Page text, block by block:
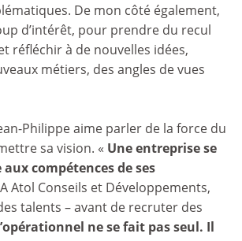
De mon côté également,
d’intérêt, pour prendre du recul
réfléchir à de nouvelles idées,
métiers, des angles de vues
Philippe aime parler de la force du
sa vision. « Une entreprise se
compétences de ses
A Atol Conseils et Développements,
talents – avant de recruter des
ne se fait pas seul. Il